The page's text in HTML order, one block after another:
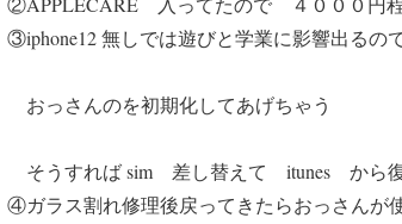
③iphone12 無しでは遊びと学業に影響出るの
おっさんのを初期化してあげちゃう
そうすれば sim 差し替えて itunes から
④ガラス割れ修理後戻ってきたらおっさんが